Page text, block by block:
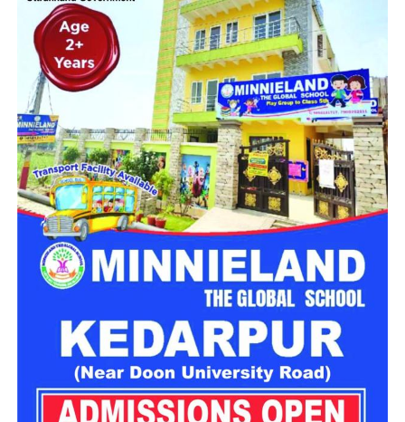
पर बैठाकर गदरपुर की ओर ले जाना शुरू कर दिया।
युवती का अपहरण कर सामूहिक दुष्कर्म के
आरोप
शिकायत में बताया गया है कि रास्ते में मौका मिलने पर एक युवक और एक
युवती चलती बाइक से कूदकर किसी तरह भागने में सफल रहे। हालांकि
दूसरी युवती और उसके साथ मौजूद युवक आरोपियों के कब्जे में ही रहे।
आरोप है कि बाद में युवक को रास्ते में छोड़ दिया गया, जबकि युवती को
आरोपी अपने साथ ले गए।
युवती को अंडरपास के पास छोड़कर फरार
हुए बदमाश
पीड़िता का आरोप है कि आरोपियों ने उसके साथ सामूहिक दुष्कर्म किया और
पूरी रात उसे अपने कब्जे में रखा। रविवार सुबह उसे मेट्रोपोलिस अंडरपास
के पास छोड़कर तीनों फरार हो गए। इसके बाद पीड़िता ने अपने परिचितों
और पुलिस को घटना की जानकारी दी।